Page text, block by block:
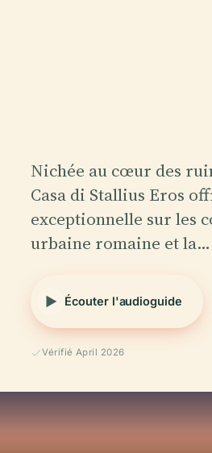
Nichée au cœur des
Casa di Stallius Eros
exceptionnelle sur les
urbaine romaine et la…
Écouter l'audioguide
Vérifié April 2026